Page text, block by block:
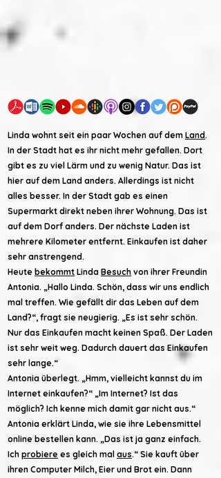
Linda wohnt seit ein paar Wochen auf dem Land.
In der Stadt hat es ihr nicht mehr gefallen. Dort
gibt es zu viel Lärm und zu wenig Natur. Das ist
hier auf dem Land anders. Allerdings ist nicht
alles besser. In der Stadt gab es einen
Supermarkt direkt neben ihrer Wohnung. Das ist
auf dem Dorf anders. Der nächste Laden ist
mehrere Kilometer entfernt. Einkaufen ist daher
sehr anstrengend.
Heute bekommt Linda Besuch von ihrer Freundin
Antonia. „Hallo Linda. Schön, dass wir uns endlich
mal treffen. Wie gefällt dir das Leben auf dem
Land?“, fragt sie neugierig. „Es ist sehr schön.
Nur das Einkaufen macht keinen Spaß. Der Laden
ist sehr weit weg. Dadurch dauert das Einkaufen
sehr lange.“
Antonia überlegt. „Hmm, vielleicht kannst du im
Internet einkaufen?“ „Im Internet? Ist das
möglich? Ich kenne mich damit gar nicht aus.“
Antonia erklärt Linda, wie sie ihre Lebensmittel
online bestellen kann. „Das ist ja ganz einfach.
Ich probiere es gleich mal aus.“ Sie kauft über
ihren Computer Milch, Eier und Brot ein. Dann